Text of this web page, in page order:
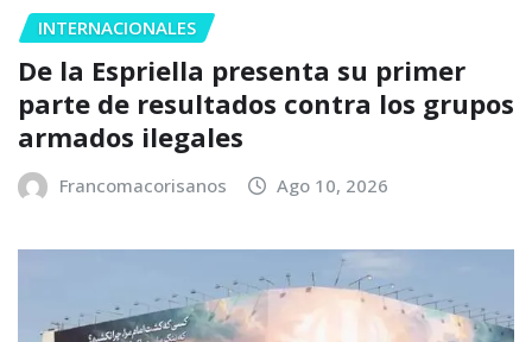
INTERNACIONALES
De la Espriella presenta su primer
parte de resultados contra los grupos
armados ilegales
Francomacorisanos Ago 10, 2026